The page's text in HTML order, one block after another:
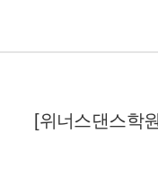
[위너스댄스학